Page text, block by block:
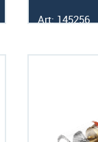
Art: 145256